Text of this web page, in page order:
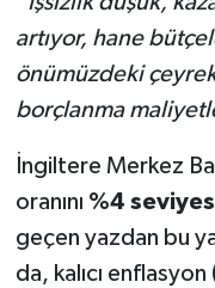
artıyor, hane
önümüzdeki
borçlanma
İngiltere Merkez
oranını %4
geçen yazdan bu
da, kalıcı